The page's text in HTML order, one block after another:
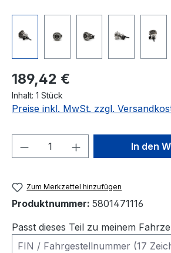
Regulärer Preis:
189,42 €
Inhalt: 1 Stück
Preise inkl. MwSt. zzgl.
Produkt Anzahl: GibIn den
Zum Merkzettel hinzufügen
Produktnummer: 5801471116
Passt dieses Teil zu meinem